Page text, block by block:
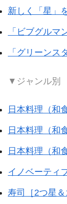
新しく「星」
「ビブグルマ
「グリーンス
▼ジャンル別
日本料理（和
日本料理（和
日本料理（和
イノベーティ
寿司［2つ星＆